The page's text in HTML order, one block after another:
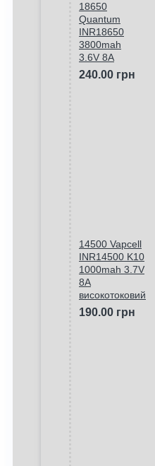
18650
Quantum
INR18650
3800mah
3.6V 8A
240.00 грн
14500 Vapcell
INR14500 K10
1000mah 3.7V
8A
високотоковий
190.00 грн